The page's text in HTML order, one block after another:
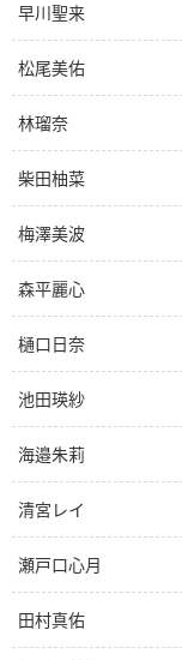
早川聖来
松尾美佑
林瑠奈
柴田柚菜
梅澤美波
森平麗心
樋口日奈
池田瑛紗
海邉朱莉
清宮レイ
瀬戸口心月
田村真佑